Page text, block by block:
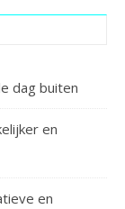
dag buiten
en
en